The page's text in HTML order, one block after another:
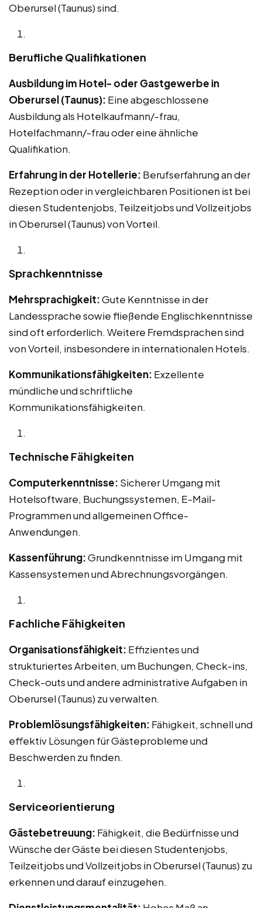
Oberursel (Taunus) sind.
Berufliche Qualifikationen
Ausbildung im Hotel- oder Gastgewerbe in
Oberursel (Taunus): Eine abgeschlossene
Ausbildung als Hotelkaufmann/-frau,
Hotelfachmann/-frau oder eine ähnliche
Qualifikation.
Erfahrung in der Hotellerie: Berufserfahrung an der
Rezeption oder in vergleichbaren Positionen ist bei
diesen Studentenjobs, Teilzeitjobs und Vollzeitjobs
in Oberursel (Taunus) von Vorteil.
Sprachkenntnisse
Mehrsprachigkeit:Gute Kenntnisse in der
Landessprache sowie fließende Englischkenntnisse
sind oft erforderlich. Weitere Fremdsprachen sind
von Vorteil, insbesondere in internationalen Hotels.
Kommunikationsfähigkeiten: Exzellente
mündliche und schriftliche
Kommunikationsfähigkeiten.
Technische Fähigkeiten
Computerkenntnisse: Sicherer Umgang mit
Hotelsoftware, Buchungssystemen, E-Mail-
Programmen und allgemeinen Office-
Anwendungen.
Kassenführung:Grundkenntnisse im Umgang mit
Kassensystemen und Abrechnungsvorgängen.
Fachliche Fähigkeiten
Organisationsfähigkeit: Effizientes und
strukturiertes Arbeiten, um Buchungen, Check-ins,
Check-outs und andere administrative Aufgaben in
Oberursel (Taunus) zu verwalten.
Problemlösungsfähigkeiten: Fähigkeit, schnell und
effektiv Lösungen für Gästeprobleme und
Beschwerden zu finden.
Serviceorientierung
Gästebetreuung: Fähigkeit, die Bedürfnisse und
Wünsche der Gäste bei diesen Studentenjobs,
Teilzeitjobs und Vollzeitjobs in Oberursel (Taunus) zu
erkennen und darauf einzugehen.